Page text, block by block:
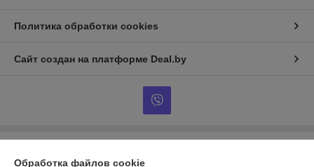
Политика обработки cookies
Сайт создан на платформе Deal.by
Обработка файлов cookie